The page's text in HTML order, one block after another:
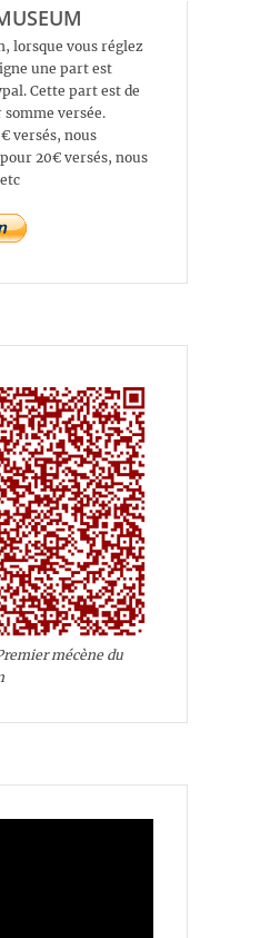
lorsque vous réglez
une part est
Cette part est de
somme versée.
versés, nous
20€ versés, nous
mécène du